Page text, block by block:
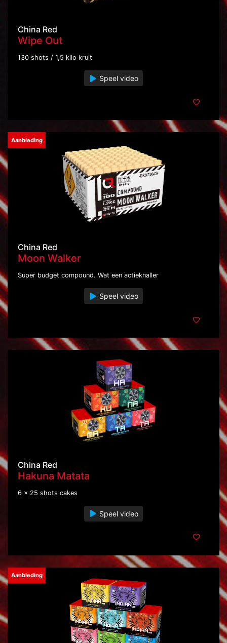
China Red
Wipe Out
130 shots / 1,5 kilo kruit
Speel video
Aanbieding
China Red
Moon Walker
Super budget compound. Wat een actieknaller
Speel video
China Red
Hakuna Matata
6 x 25 shots cakes
Speel video
Aanbieding